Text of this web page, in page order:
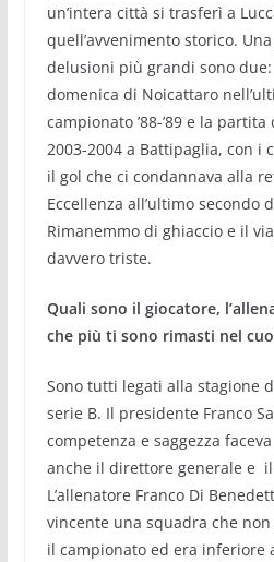
un’intera città si trasferì a
quell’avvenimento storico.
delusioni più grandi sono
domenica di Noicattaro
campionato ’88-’89 e la
2003-2004 a Battipaglia, con i
il gol che ci condannava alla
Eccellenza all’ultimo secondo
Rimanemmo di ghiaccio e il
davvero triste.
Quali sono il giocatore,
che più ti sono rimasti nel
Sono tutti legati alla stagione
serie B. Il presidente Franco
competenza e saggezza
anche il direttore generale e
L’allenatore Franco Di
vincente una squadra che
il campionato ed era inferiore